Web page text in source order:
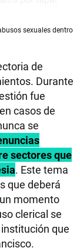
sexuales dentro
de
Durante
fue
casos de
se
sectores que
. Este tema
que deberá
momento
clerical se
que